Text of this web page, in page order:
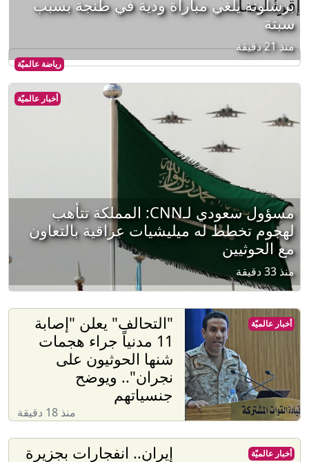
إقرأ أيضا
رياضة عالميّة
برشلونة يلغي مباراة ودية في طنجة بسبب
سبتة
منذ 21 دقيقة
أخبار عالميّة
مسؤول سعودي لـCNN: المملكة تتأهب
لهجوم تخطط له ميليشيات عراقية بالتعاون
مع الحوثيين
منذ 33 دقيقة
"التحالف" يعلن "إصابة
11 مدنياً جراء هجمات
شنها الحوثيون على
نجران".. ويوضح
جنسياتهم
منذ 18 دقيقة
أخبار عالميّة
إيران.. انفجارات بجزيرة
أخبار عالميّة